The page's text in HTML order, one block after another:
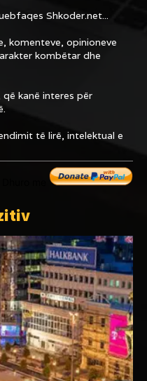
Shkoder.net...
komenteve, opinioneve
kombëtar dhe
kanë interes për
të lirë, intelektual e